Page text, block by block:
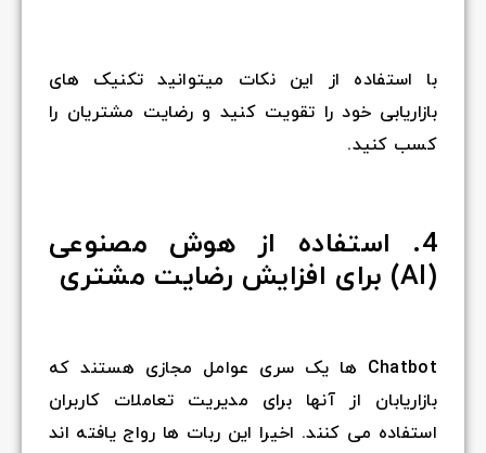
با استفاده از این نکات میتوانید تکنیک های
بازاریابی خود را تقویت کنید و رضایت مشتریان را
کسب کنید.
4. استفاده از هوش مصنوعی
(AI) برای افزایش رضایت مشتری
Chatbot ها یک سری عوامل مجازی هستند که
بازاریابان از آنها برای مدیریت تعاملات کاربران
استفاده می کنند. اخیرا این ربات ها رواج یافته اند